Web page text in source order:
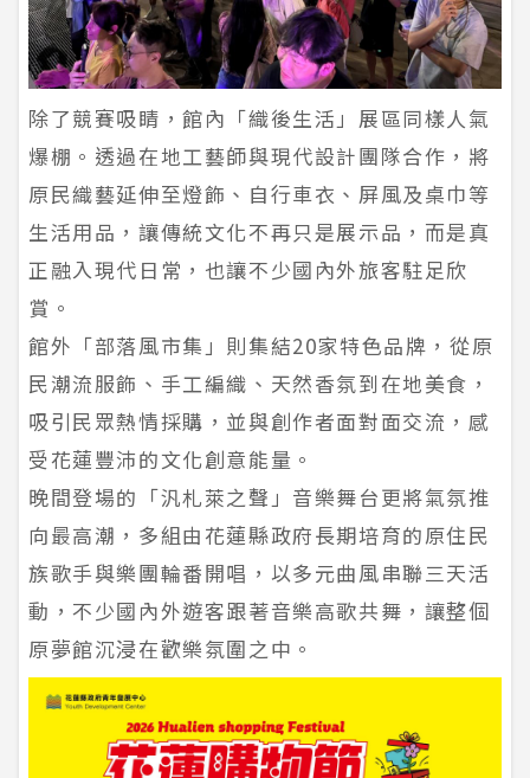
除了競賽吸睛，館內「織後生活」展區同樣人氣
爆棚。透過在地工藝師與現代設計團隊合作，將
原民織藝延伸至燈飾、自行車衣、屏風及桌巾等
生活用品，讓傳統文化不再只是展示品，而是真
正融入現代日常，也讓不少國內外旅客駐足欣
賞。
館外「部落風市集」則集結20家特色品牌，從原
民潮流服飾、手工編織、天然香氛到在地美食，
吸引民眾熱情採購，並與創作者面對面交流，感
受花蓮豐沛的文化創意能量。
晚間登場的「汎札萊之聲」音樂舞台更將氣氛推
向最高潮，多組由花蓮縣政府長期培育的原住民
族歌手與樂團輪番開唱，以多元曲風串聯三天活
動，不少國內外遊客跟著音樂高歌共舞，讓整個
原夢館沉浸在歡樂氛圍之中。